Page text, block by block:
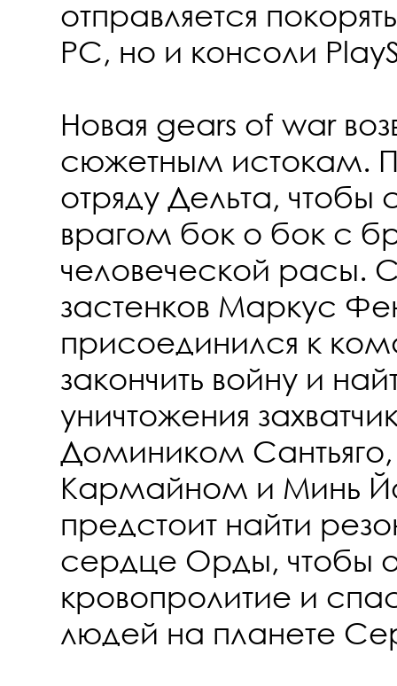
отправляется
PC, но и консоли
Новая gears of war
сюжетным истокам.
отряду Дельта, чтобы
врагом бок о бок с
человеческой расы.
застенков Маркус
присоединился к
закончить войну и
уничтожения
Домиником
Кармайном и Минь
предстоит найти
сердце Орды, чтобы
кровопролитие и
людей на планете